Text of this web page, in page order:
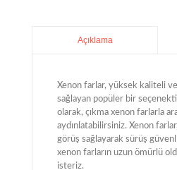
Açıklama
Xenon farlar, yüksek kaliteli
sağlayan popüler bir
olarak, çıkma xenon farlarla
aydınlatabilirsiniz. Xenon
görüş sağlayarak sürüş
xenon farların uzun ömürlü
isteriz.